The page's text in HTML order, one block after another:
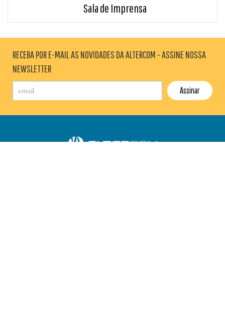
Sala de Imprensa
RECEBA POR E-MAIL AS NOVIDADES DA ALTERCOM - ASSINE NOSSA
NEWSLETTER